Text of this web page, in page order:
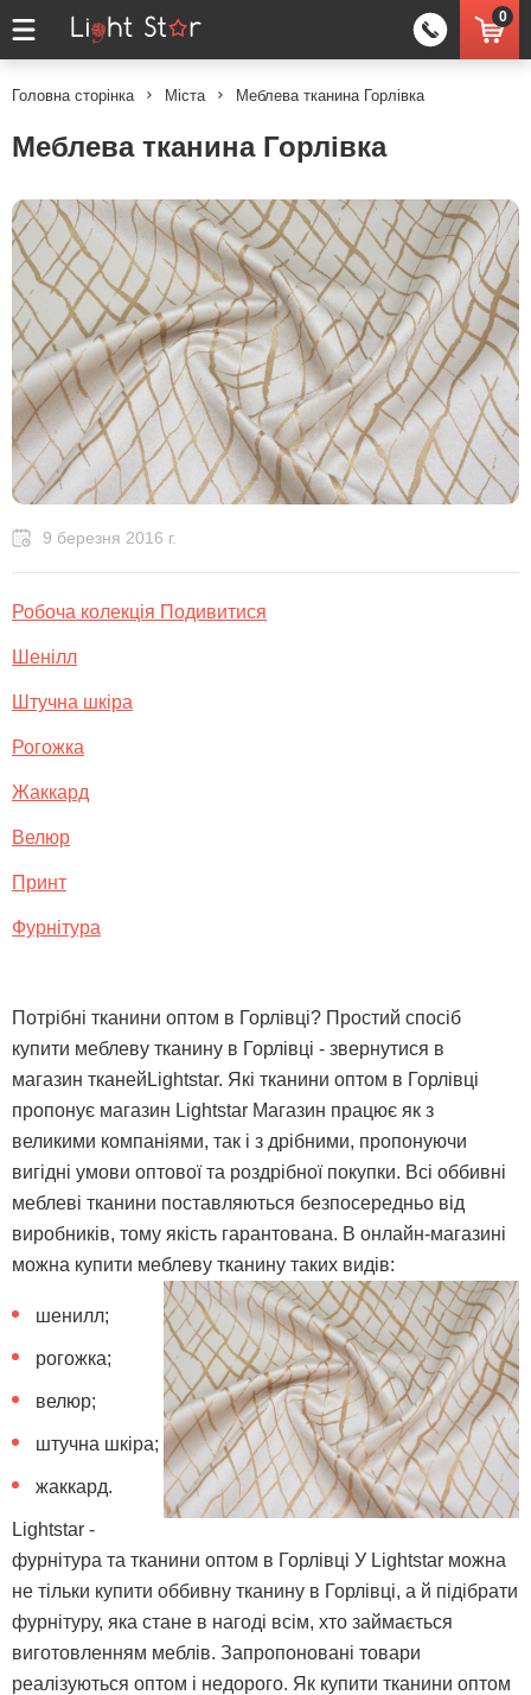
0
Головна сторінка Міста Меблева тканина Горлівка
Меблева тканина Горлівка
9 березня 2016 г.
Робоча колекція Подивитися
Шенілл
Штучна шкіра
Рогожка
Жаккард
Велюр
Принт
Фурнітура
Потрібні тканини оптом в Горлівці? Простий спосіб
купити меблеву тканину в Горлівці - звернутися в
магазин тканейLightstar. Які тканини оптом в Горлівці
пропонує магазин Lightstar Магазин працює як з
великими компаніями, так і з дрібними, пропонуючи
вигідні умови оптової та роздрібної покупки. Всі оббивні
меблеві тканини поставляються безпосередньо від
виробників, тому якість гарантована. В онлайн-магазині
можна купити меблеву тканину таких видів:
шенилл;
рогожка;
велюр;
штучна шкіра;
жаккард.
Lightstar -
фурнітура та тканини оптом в Горлівці У Lightstar можна
не тільки купити оббивну тканину в Горлівці, а й підібрати
фурнітуру, яка стане в нагоді всім, хто займається
виготовленням меблів. Запропоновані товари
реалізуються оптом і недорого. Як купити тканини оптом